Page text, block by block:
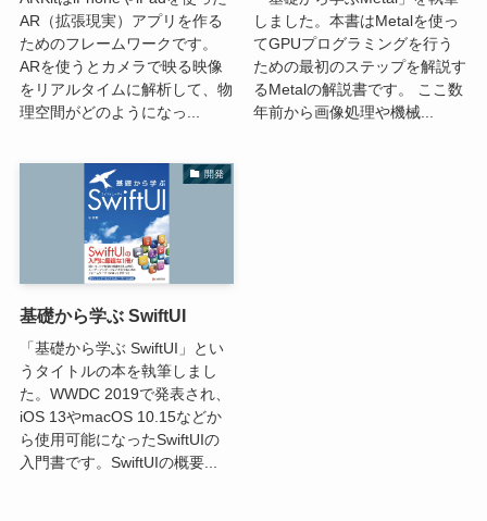
AR（拡張現実）アプリを作る
ためのフレームワークです。
ARを使うとカメラで映る映像
をリアルタイムに解析して、物
理空間がどのようになっ...
しました。本書はMetalを使っ
てGPUプログラミングを行う
ための最初のステップを解説す
るMetalの解説書です。 ここ数
年前から画像処理や機械...
開発
基礎から学ぶ SwiftUI
「基礎から学ぶ SwiftUI」とい
うタイトルの本を執筆しまし
た。WWDC 2019で発表され、
iOS 13やmacOS 10.15などか
ら使用可能になったSwiftUIの
入門書です。SwiftUIの概要...